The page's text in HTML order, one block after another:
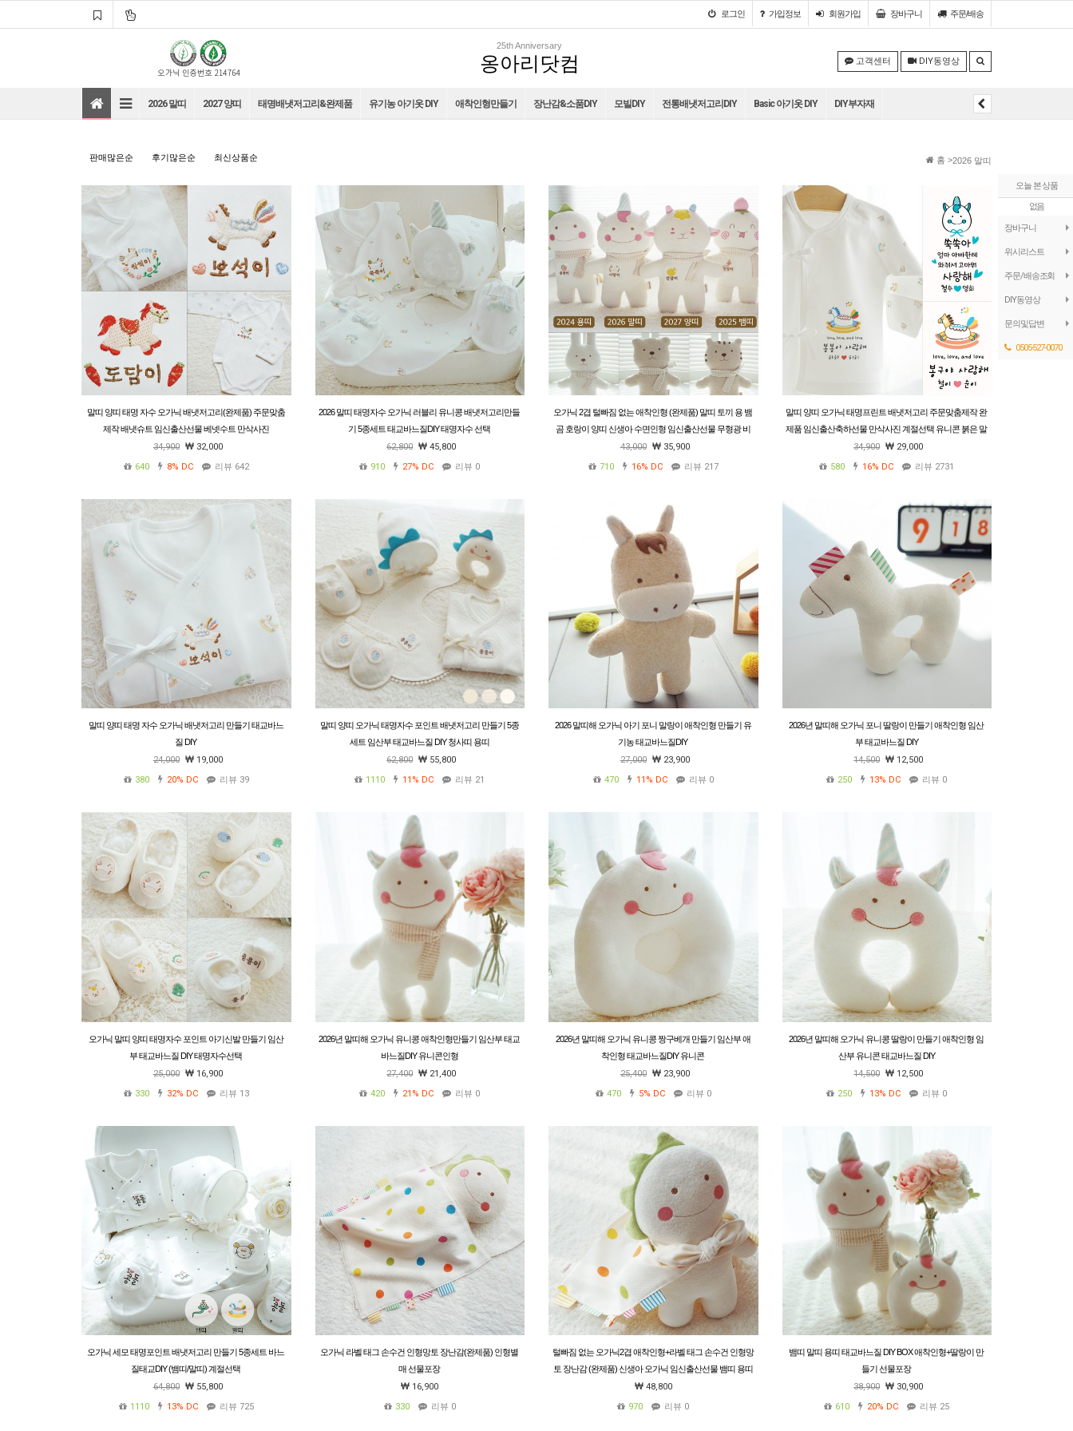
로그인 가입정보 회원가입 장바구니 주문/배송
오늘 본 상품
없음
장바구니
바로가기
위시리스트
바로가기
주문/배송조회
바로가기
DIY동영상
바로가기
문의및답변
0505-527-0070
25th Anniversary
옹아리닷컴 고객센터 DIY동영상
2026 말띠 2027 양띠 태명배냇저고리&완제품 유기농 아기옷 DIY 애착인형만들기 장난감&소품DIY 모빌DIY 전통배냇저고리DIY Basic 아기옷 DIY DIY부자재
홈 >2026 말띠
판매많은순 후기많은순 최신상품순
말띠 양띠 태명 자수 오가닉 배냇저고리(완제품) 주문맞춤
제작 배냇슈트 임신출산선물 베넷수트 만삭사진
34,900
32,000
640
8% DC 리뷰 642
2026 말띠 태명자수 오가닉 러블리 유니콩 배냇저고리만들
기 5종세트 태교바느질DIY 태명자수 선택
62,800
45,800
910
27% DC 리뷰 0
오가닉 2겹 털빠짐 없는 애착인형 (완제품) 말띠 토끼 용 뱀
곰 호랑이 양띠 신생아 수면인형 임신출산선물 무형광 비
접착 유기농
43,000
35,900
710
16% DC 리뷰 217
말띠 양띠 오가닉 태명프린트 배냇저고리 주문맞춤제작 완
제품 임신출산축하선물 만삭사진 계절선택 유니콘 붉은 말
띠
34,900
29,000
580
16% DC 리뷰 2731
말띠 양띠 태명 자수 오가닉 배냇저고리 만들기 태교바느
질 DIY
24,000
19,000
380
20% DC 리뷰 39
말띠 양띠 오가닉 태명자수 포인트 배냇저고리 만들기 5종
세트 임산부 태교바느질 DIY 청사띠 용띠
62,800
55,800
1110
11% DC 리뷰 21
2026 말띠해 오가닉 아기 포니 말랑이 애착인형 만들기 유
기농 태교바느질DIY
27,000
23,900
470
11% DC 리뷰 0
2026년 말띠해 오가닉 포니 딸랑이 만들기 애착인형 임산
부 태교바느질 DIY
14,500
12,500
250
13% DC 리뷰 0
오가닉 말띠 양띠 태명자수 포인트 아기신발 만들기 임산
부 태교바느질 DIY 태명자수선택
25,000
16,900
330
32% DC 리뷰 13
2026년 말띠해 오가닉 유니콩 애착인형만들기 임산부 태교
바느질DIY 유니콘인형
27,400
21,400
420
21% DC 리뷰 0
2026년 말띠해 오가닉 유니콩 짱구베개 만들기 임산부 애
착인형 태교바느질DIY 유니콘
25,400
23,900
470
5% DC 리뷰 0
2026년 말띠해 오가닉 유니콩 딸랑이 만들기 애착인형 임
산부 유니콘 태교바느질 DIY
14,500
12,500
250
13% DC 리뷰 0
오가닉 세모 태명포인트 배냇저고리 만들기 5종세트 바느
질태교DIY (뱀띠/말띠) 계절선택
64,800
55,800
1110
13% DC 리뷰 725
오가닉 라벨 태그 손수건 인형망토 장난감(완제품) 인형별
매 선물포장
16,900
330
리뷰 0
털빠짐 없는 오가닉2겹 애착인형+라벨 태그 손수건 인형망
토 장난감 (완제품) 신생아 오가닉 임신출산선물 뱀띠 용띠
말띠
48,800
970
리뷰 0
뱀띠 말띠 용띠 태교바느질 DIY BOX 애착인형+딸랑이 만
들기 선물포장
38,900
30,900
610
20% DC 리뷰 25